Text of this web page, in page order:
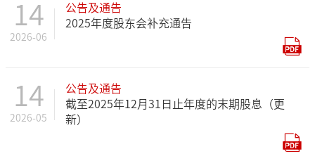
14
2026-06
公告及通告
2025年度股东会补充通告
14
2026-05
公告及通告
截至2025年12月31日止年度的末期股息（更
新）